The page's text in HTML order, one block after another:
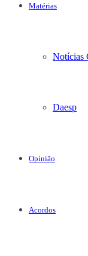
Matérias
Notícias
Daesp
Opinião
Acordos